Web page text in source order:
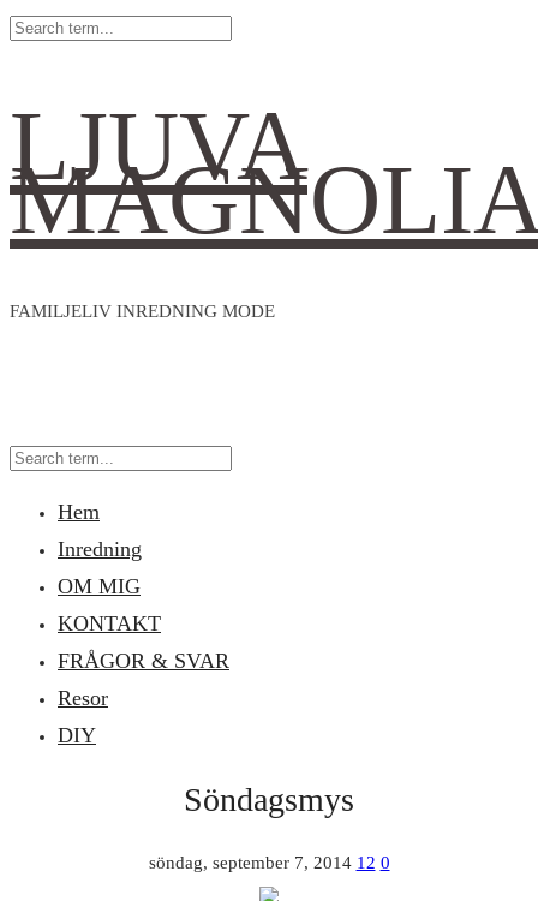
LJUVA
FAMILJELIV INREDNING MODE
Hem
Inredning
OM MIG
KONTAKT
FRÅGOR & SVAR
Resor
DIY
Söndagsmys
söndag, september 7, 2014 12 0